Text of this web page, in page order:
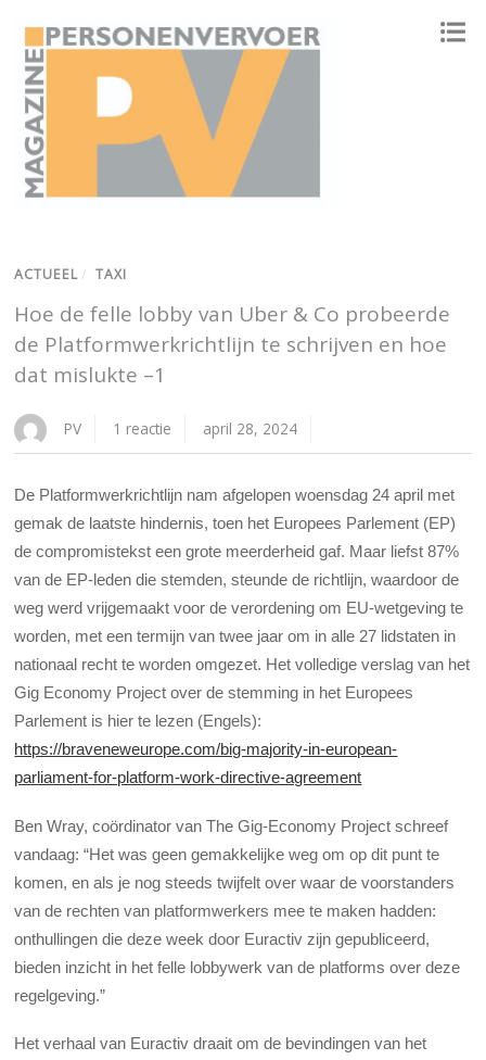
ACTUEEL / TAXI
Hoe de felle lobby van Uber & Co probeerde
de Platformwerkrichtlijn te schrijven en hoe
dat mislukte –1
PV 1 reactie april 28, 2024
De Platformwerkrichtlijn nam afgelopen woensdag 24 april met
gemak de laatste hindernis, toen het Europees Parlement (EP)
de compromistekst een grote meerderheid gaf. Maar liefst 87%
van de EP-leden die stemden, steunde de richtlijn, waardoor de
weg werd vrijgemaakt voor de verordening om EU-wetgeving te
worden, met een termijn van twee jaar om in alle 27 lidstaten in
nationaal recht te worden omgezet. Het volledige verslag van het
Gig Economy Project over de stemming in het Europees
Parlement is hier te lezen (Engels):
https://braveneweurope.com/big-majority-in-european-
parliament-for-platform-work-directive-agreement
Ben Wray, coördinator van The Gig-Economy Project schreef
vandaag: “Het was geen gemakkelijke weg om op dit punt te
komen, en als je nog steeds twijfelt over waar de voorstanders
van de rechten van platformwerkers mee te maken hadden:
onthullingen die deze week door Euractiv zijn gepubliceerd,
bieden inzicht in het felle lobbywerk van de platforms over deze
regelgeving.”
Het verhaal van Euractiv draait om de bevindingen van het